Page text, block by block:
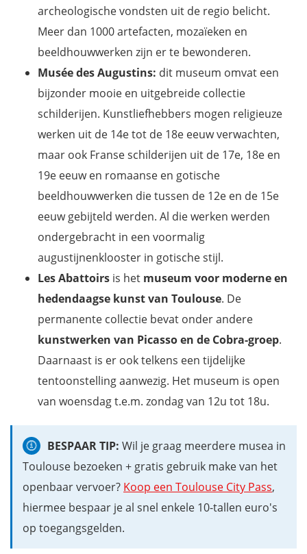
archeologische vondsten uit de regio belicht.
Meer dan 1000 artefacten, mozaïeken en
beeldhouwwerken zijn er te bewonderen.
Musée des Augustins: dit museum omvat een
bijzonder mooie en uitgebreide collectie
schilderijen. Kunstliefhebbers mogen religieuze
werken uit de 14e tot de 18e eeuw verwachten,
maar ook Franse schilderijen uit de 17e, 18e en
19e eeuw en romaanse en gotische
beeldhouwwerken die tussen de 12e en de 15e
eeuw gebijteld werden. Al die werken werden
ondergebracht in een voormalig
augustijnenklooster in gotische stijl.
Les Abattoirs is het museum voor moderne en
hedendaagse kunst van Toulouse. De
permanente collectie bevat onder andere
kunstwerken van Picasso en de Cobra-groep.
Daarnaast is er ook telkens een tijdelijke
tentoonstelling aanwezig. Het museum is open
van woensdag t.e.m. zondag van 12u tot 18u.
BESPAAR TIP: Wil je graag meerdere musea in
Toulouse bezoeken + gratis gebruik make van het
openbaar vervoer? Koop een Toulouse City Pass,
hiermee bespaar je al snel enkele 10-tallen euro's
op toegangsgelden.